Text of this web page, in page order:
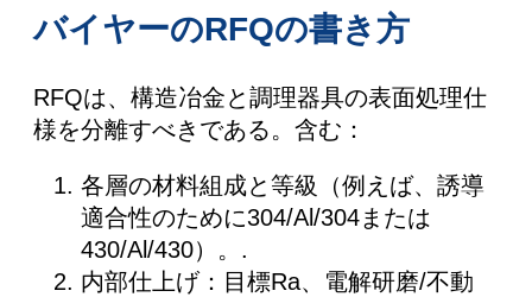
バイヤーのRFQの書き方
RFQは、構造冶金と調理器具の表面処理仕
様を分離すべきである。含む：
各層の材料組成と等級（例えば、誘導
適合性のために304/Al/304または
430/Al/430）。.
内部仕上げ：目標Ra、電解研磨/不動